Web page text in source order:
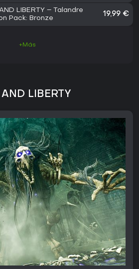
LIBERTY – Talandre
Pack: Bronze
19,99 €
+Más
LIBERTY